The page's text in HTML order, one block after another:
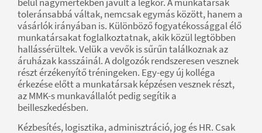
toleránsabbá váltak, nemcsak egymás között, hanem a
vásárlók irányában is. Különböző fogyatékossággal élő
munkatársakat foglalkoztatnak, akik közül legtöbben
hallássérültek. Velük a vevők is sűrűn találkoznak az
áruházak kasszáinál. A dolgozók rendszeresen vesznek
részt érzékenyítő tréningeken. Egy-egy új kolléga
érkezése előtt a munkatársak képzésen vesznek részt,
az MMK-s munkavállalót pedig segítik a
beilleszkedésben.
Kézbesítés, logisztika, adminisztráció, jog és HR. Csak